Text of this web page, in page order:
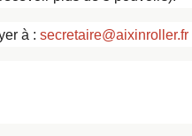
à : secretaire@aixinroller.fr